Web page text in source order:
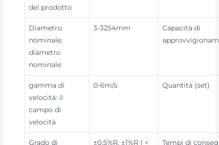
del prodotto
Diametro
nominale:
diametro
nominale
3-3254mm
Capacità di
gamma di
velocità: il
campo di
velocità
0-6m/s Quantità (set)
Grado di
±0,5%R, ±1%R ( <
Tempi di